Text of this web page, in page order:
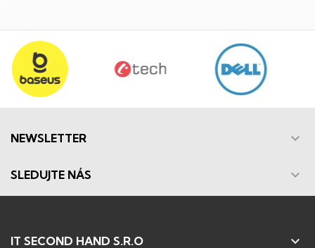
NEWSLETTER 
SLEDUJTE NÁS 
IT SECOND HAND S.R.O 